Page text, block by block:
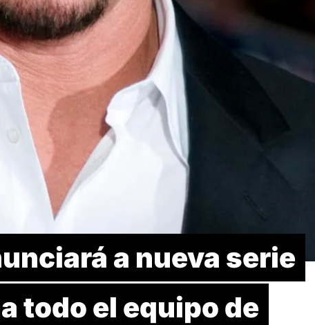
a nueva serie
todo el equipo de